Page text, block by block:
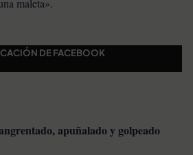
maleta».
DE FACEBOOK
apuñalado y golpeado